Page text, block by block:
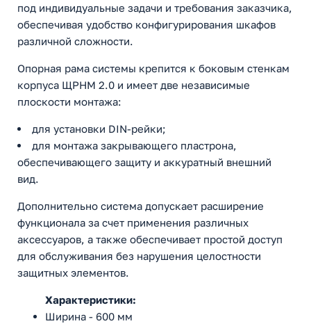
под индивидуальные задачи и требования заказчика,
обеспечивая удобство конфигурирования шкафов
различной сложности.
Опорная рама системы крепится к боковым стенкам
корпуса ЩРНМ 2.0 и имеет две независимые
плоскости монтажа:
для установки DIN-рейки;
для монтажа закрывающего пластрона,
обеспечивающего защиту и аккуратный внешний
вид.
Дополнительно система допускает расширение
функционала за счет применения различных
аксессуаров, а также обеспечивает простой доступ
для обслуживания без нарушения целостности
защитных элементов.
Характеристики:
Ширина - 600 мм